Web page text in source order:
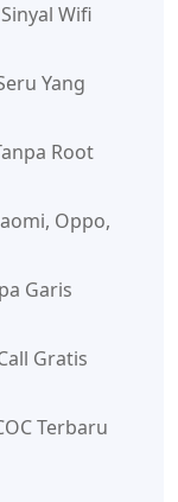
Wifi
Yang
Root
Oppo,
Garis
Gratis
Terbaru